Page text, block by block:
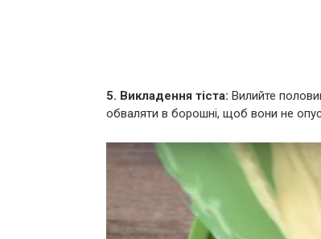
5. Викладення тіста: Вилийте
обваляти в борошні, щоб вони не